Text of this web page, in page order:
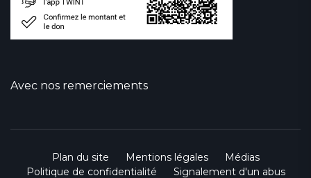
Avec nos remerciements
Plan du site Mentions légales
Médias
Politique de confidentialité
Signalement d'un abus